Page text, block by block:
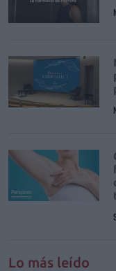
Lo más leído